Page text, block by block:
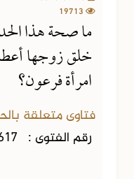
ما صحة هذا
خلق زوجها
امرأة فرعون؟
فتاوى متعلقة
رقم الفتوى :